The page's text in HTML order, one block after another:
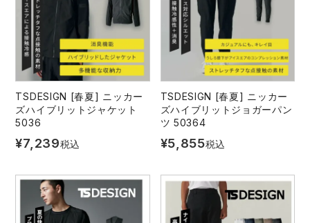
TSDESIGN [春夏] ニッカー
ズハイブリットジャケット
5036
¥7,239税込
TSDESIGN [春夏] ニッカー
ズハイブリットジョガーパン
ツ 50364
¥5,855税込